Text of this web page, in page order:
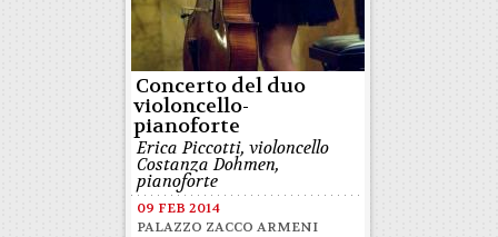
Concerto del duo
violoncello-
pianoforte
Erica Piccotti, violoncello
Costanza Dohmen,
pianoforte
09 FEB 2014
PALAZZO ZACCO ARMENI